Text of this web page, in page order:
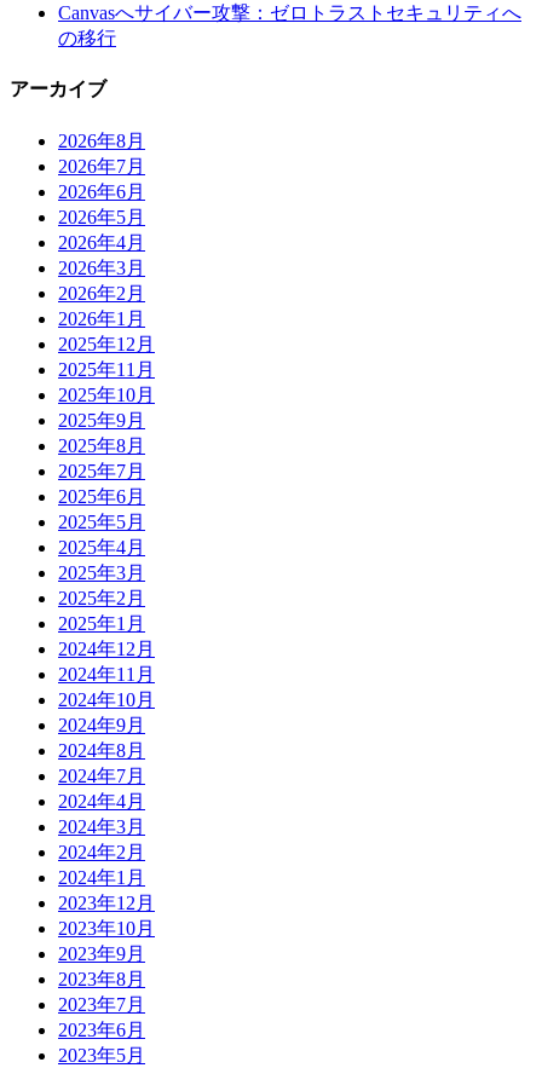
Canvasへサイバー攻撃：ゼロトラストセキュリティへ
の移行
アーカイブ
2026年8月
2026年7月
2026年6月
2026年5月
2026年4月
2026年3月
2026年2月
2026年1月
2025年12月
2025年11月
2025年10月
2025年9月
2025年8月
2025年7月
2025年6月
2025年5月
2025年4月
2025年3月
2025年2月
2025年1月
2024年12月
2024年11月
2024年10月
2024年9月
2024年8月
2024年7月
2024年4月
2024年3月
2024年2月
2024年1月
2023年12月
2023年10月
2023年9月
2023年8月
2023年7月
2023年6月
2023年5月